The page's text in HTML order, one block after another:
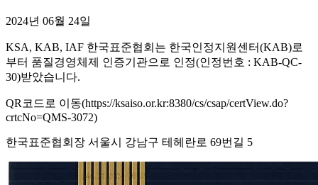
2024년 06월 24일
KSA, KAB, IAF 한국표준협회는 한국인정지원센터(KAB)로
부터 품질경영체제 인증기관으로 인정(인정번호 : KAB-QC-
30)받았습니다.
QR코드로 이동(https://ksaiso.or.kr:8380/cs/csap/certView.do?
crtcNo=QMS-3072)
한국표준협회장 서울시 강남구 테헤란로 69번길 5